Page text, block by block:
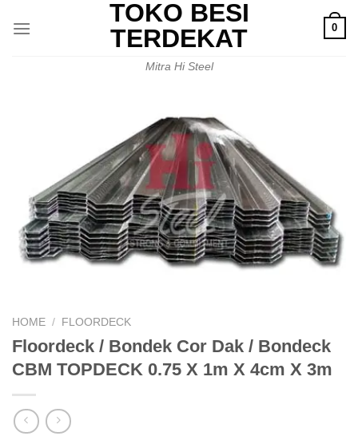
TOKO BESI
TERDEKAT
Mitra Hi Steel
0
HOME / FLOORDECK
Floordeck / Bondek Cor Dak / Bondeck
CBM TOPDECK 0.75 X 1m X 4cm X 3m